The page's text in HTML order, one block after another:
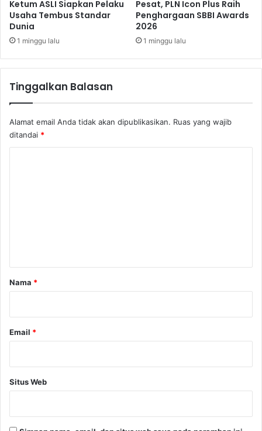
G
2
0
,
a
…
Ketum ASLI Siapkan Pelaku
Usaha Tembus Standar
Dunia
1 minggu lalu
Pesat, PLN Icon Plus Raih
Penghargaan SBBI Awards
2026
1 minggu lalu
Tinggalkan Balasan
Alamat email Anda tidak akan dipublikasikan. Ruas yang wajib
ditandai *
rNama *
Email *
Situs Web